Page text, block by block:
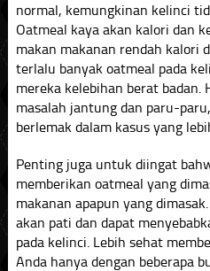
normal, kemungkinan kelinci
Oatmeal kaya akan kalori dan
makan makanan rendah kalori
terlalu banyak oatmeal pada
mereka kelebihan berat badan.
masalah jantung dan paru-
berlemak dalam kasus yang
Penting juga untuk diingat
memberikan oatmeal yang
makanan apapun yang
akan pati dan dapat
pada kelinci. Lebih sehat
Anda hanya dengan beberapa